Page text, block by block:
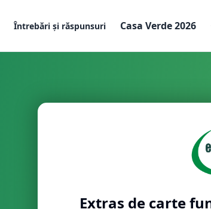
Întrebări și răspunsuri Casa Verde 2026
Extras de carte